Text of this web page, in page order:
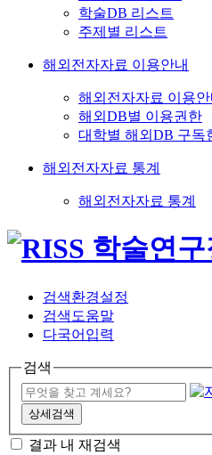
학술DB 리스트
주제별 리스트
해외전자자료 이용안내
해외전자자료 이용안
해외DB별 이용권한
대학별 해외DB 구독
해외전자자료 통계
해외전자자료 통계
검색환경설정
검색도움말
다국어입력
검색
상세검색
결과 내 재검색